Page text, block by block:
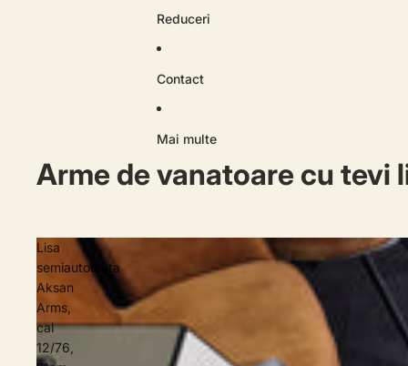
Reduceri
Contact
Mai multe
Arme de vanatoare cu tevi
Lisa
semiautomata
Aksan
Arms,
cal
12/76,